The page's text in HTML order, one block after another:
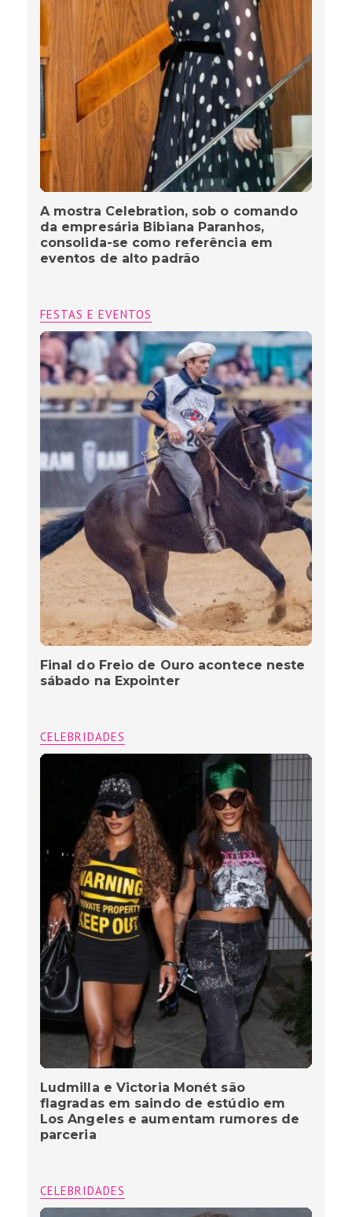
A mostra Celebration, sob o comando
da empresária Bibiana Paranhos,
consolida-se como referência em
eventos de alto padrão
FESTAS E EVENTOS
Final do Freio de Ouro acontece neste
sábado na Expointer
CELEBRIDADES
Ludmilla e Victoria Monét são
flagradas em saindo de estúdio em
Los Angeles e aumentam rumores de
parceria
CELEBRIDADES